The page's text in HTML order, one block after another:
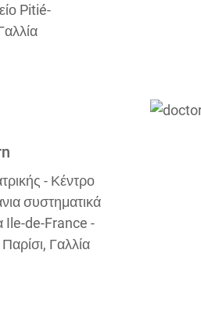
Pitié-
- Κέντρο
συστηματικά
Ile-de-France -
Γαλλία